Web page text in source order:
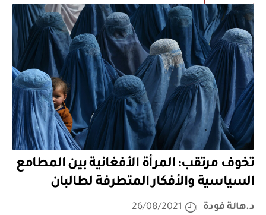
تخوف مرتقب: المرأة الأفغانية بين المطامع
السياسية والأفكار المتطرفة لطالبان
د.هالة فودة
26/08/2021